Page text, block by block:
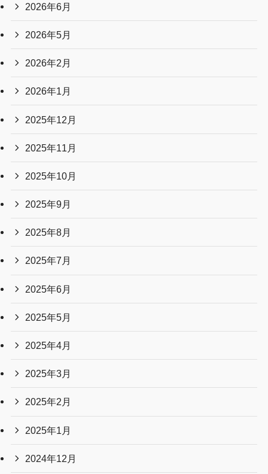
2026年6月
2026年5月
2026年2月
2026年1月
2025年12月
2025年11月
2025年10月
2025年9月
2025年8月
2025年7月
2025年6月
2025年5月
2025年4月
2025年3月
2025年2月
2025年1月
2024年12月